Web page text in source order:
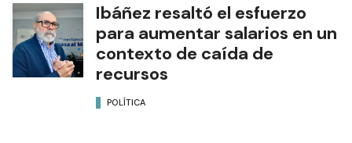
Ibáñez resaltó el esfuerzo
para aumentar salarios en un
contexto de caída de
recursos
POLÍTICA